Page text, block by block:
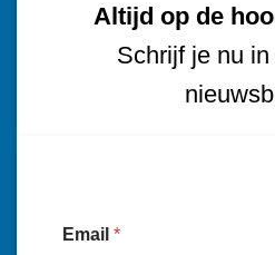
Altijd op de
Schrijf je nu
Email *